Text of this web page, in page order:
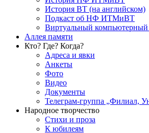
История ВТ (на английском)
Подкаст об НФ ИТМиВТ
Виртуальный компьютерный
Аллея памяти
Кто? Где? Когда?
Адреса и явки
Анкеты
Фото
Видео
Документы
Телеграм-группа „Филиал,
Народное творчество
Стихи и проза
К юбилеям